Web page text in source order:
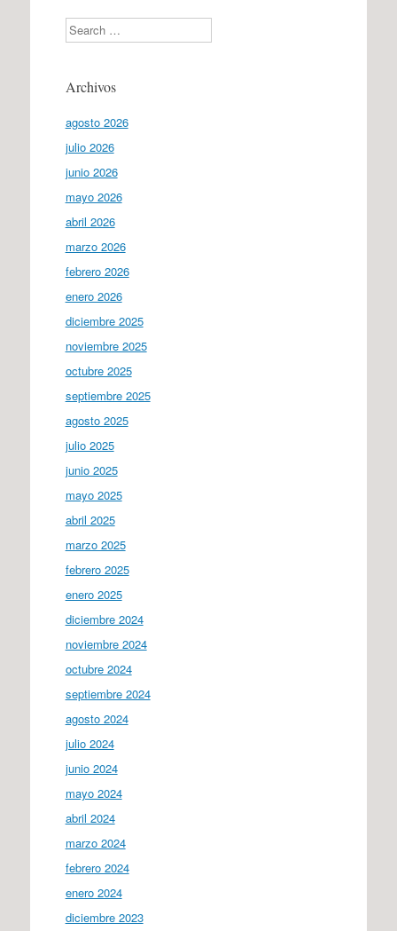
Search
Archivos
agosto 2026
julio 2026
junio 2026
mayo 2026
abril 2026
marzo 2026
febrero 2026
enero 2026
diciembre 2025
noviembre 2025
octubre 2025
septiembre 2025
agosto 2025
julio 2025
junio 2025
mayo 2025
abril 2025
marzo 2025
febrero 2025
enero 2025
diciembre 2024
noviembre 2024
octubre 2024
septiembre 2024
agosto 2024
julio 2024
junio 2024
mayo 2024
abril 2024
marzo 2024
febrero 2024
enero 2024
diciembre 2023